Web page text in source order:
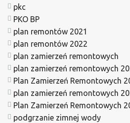
pkc
PKO BP
plan remontów 2021
plan remontów 2022
plan zamierzeń remontowych
plan zamierzeń remontowych
Plan Zamierzeń Remontowych
plan zamierzeń remontowych
Plan Zamierzeń Remontowych
podgrzanie zimnej wody